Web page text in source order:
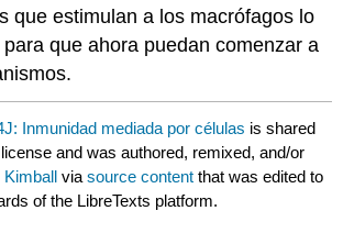
que estimulan a los macrófagos lo
que ahora puedan comenzar a
Inmunidad mediada por células is shared
license and was authored, remixed, and/or
Kimball viasource content that was edited to
of the LibreTexts platform.